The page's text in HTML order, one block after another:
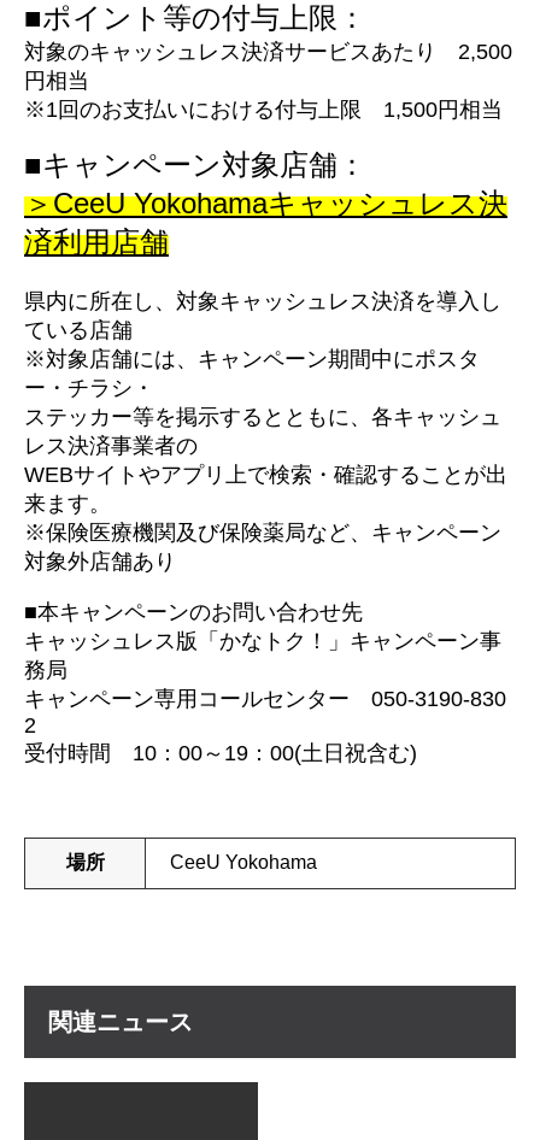
■ポイント等の付与上限：
対象のキャッシュレス決済サービスあたり 2,500
円相当
※1回のお支払いにおける付与上限 1,500円相当
■キャンペーン対象店舗：
＞CeeU Yokohamaキャッシュレス決
済利用店舗
県内に所在し、対象キャッシュレス決済を導入し
ている店舗
※対象店舗には、 キャンペーン期間中にポスタ
ー・チラシ・
ステッカー等を掲示するとともに、各キャッシュ
レス決済事業者の
WEBサイトやアプリ上で検索・確認することが出
来ます。
※保険医療機関及び保険薬局など、キャンペーン
対象外店舗あり
■本キャンペーンのお問い合わせ先
キャッシュレス版「かなトク！」キャンペーン事
務局
キャンペーン専用コールセンター 050-3190-830
2
受付時間 10：00～19：00(土日祝含む)
場所 CeeU Yokohama
関連ニュース